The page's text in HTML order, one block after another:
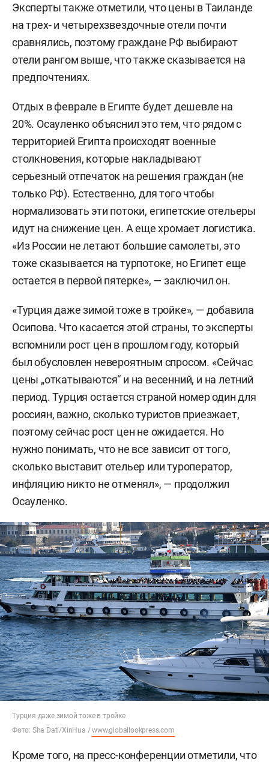
Эксперты также отметили, что цены в Таиланде
на трех- и четырехзвездочные отели почти
сравнялись, поэтому граждане РФ выбирают
отели рангом выше, что также сказывается на
предпочтениях.
Отдых в феврале в Египте будет дешевле на
20%. Осауленко объяснил это тем, что рядом с
территорией Египта происходят военные
столкновения, которые накладывают
серьезный отпечаток на решения граждан (не
только РФ). Естественно, для того чтобы
нормализовать эти потоки, египетские отельеры
идут на снижение цен. А еще хромает логистика.
«Из России не летают большие самолеты, это
тоже сказывается на турпотоке, но Египет еще
остается в первой пятерке», — заключил он.
«Турция даже зимой тоже в тройке», — добавила
Осипова. Что касается этой страны, то эксперты
вспомнили рост цен в прошлом году, который
был обусловлен невероятным спросом. «Сейчас
цены „откатываются“ и на весенний, и на летний
период. Турция остается страной номер один для
россиян, важно, сколько туристов приезжает,
поэтому сейчас рост цен не ожидается. Но
нужно понимать, что не все зависит от того,
сколько выставит отельер или туроператор,
инфляцию никто не отменял», — продолжил
Осауленко.
Турция даже зимой тоже в тройке
Фото: Sha Dati/XinHua /www.globallookpress.com
Кроме того, на пресс-конференции отметили, что